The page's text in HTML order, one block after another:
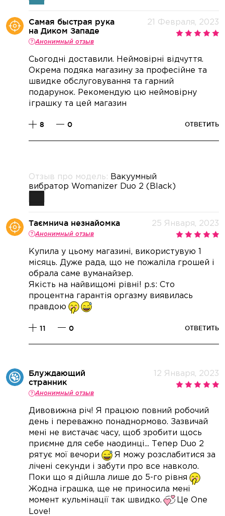
Самая быстрая рука
на Диком Западе
Анонимный отзыв
21 Февраля, 2023
Сьогодні доставили. Неймовірні відчуття.
Окрема подяка магазину за професійне та
швидке обслуговування та гарний
подарунок. Рекомендую цю неймовірну
іграшку та цей магазин
8 0 ОТВЕТИТЬ
Отзыв про модель: Вакуумный
вибратор Womanizer Duo 2 (Black)
Таємнича незнайомка
Анонимный отзыв
25 Января, 2023
Купила у цьому магазині, використувую 1
місяць. Дуже рада, що не пожаліла грошей і
обрала саме вуманайзер.
Якість на найвищомі рівні! p.s: Сто
процентна гарантія оргазму виявилась
правдою
11 0 ОТВЕТИТЬ
Блуждающий
странник
Анонимный отзыв
12 Января, 2023
Дивовижна річ! Я працюю повний робочий
день і переважно понаднормово. Зазвичай
мені не вистачає часу, щоб зробити щось
приємне для себе наодинці... Тепер Duo 2
рятує мої вечори
Я можу розслабитися за
лічені секунди і забути про все навколо.
Поки що я дійшла лише до 5-го рівня
Жодна іграшка, ще не приносила мені
момент кульмінації так швидко.
Це One
Love!